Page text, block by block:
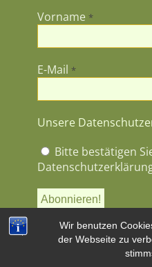
Wir benutzen
der Webseite zu
Vorname *
E-Mail *
Unsere
Bitte bestätigen